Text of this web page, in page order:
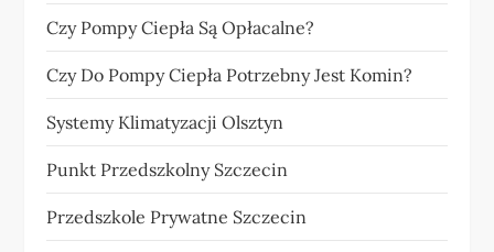
Czy Pompy Ciepła Są Opłacalne?
Czy Do Pompy Ciepła Potrzebny Jest Komin?
Systemy Klimatyzacji Olsztyn
Punkt Przedszkolny Szczecin
Przedszkole Prywatne Szczecin